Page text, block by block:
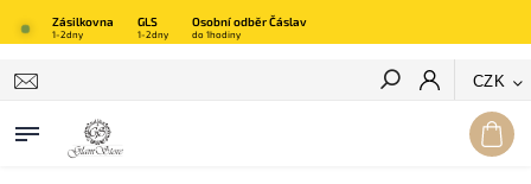
Zásilkovna GLS Osobní odběr Čáslav
1-2dny 1-2dny do 1hodiny
CZK
Hledat